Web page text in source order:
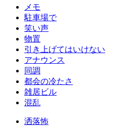
メモ
駐車場で
笑い声
物置
引き上げてはいけない
アナウンス
同調
都会の冷たさ
雑居ビル
混乱
洒落怖